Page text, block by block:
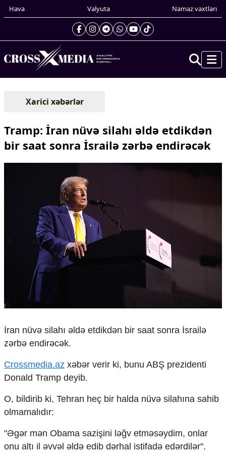
Hava Valyuta Namaz vaxtları
Gündəm
Xarici xəbərlər
Cənubi Qafqaz
Afrika
Çarpaz baxış
Siyasi
Geosiyasi
İqtisadi
Sosioloji
Multimedia
Foto
İnfoqrafika
Podcast
Humanitar
Elm və təhsil
Diaspor
Yüksəliş hekayəsi
Xarici xəbərlər
Tramp: İran nüvə silahı əldə etdikdən
bir saat sonra İsrailə zərbə endirəcək
İran nüvə silahı əldə etdikdən bir saat sonra İsrailə
zərbə endirəcək.
Crossmedia.az xəbər verir ki, bunu ABŞ prezidenti
Donald Tramp deyib.
O, bildirib ki, Tehran heç bir halda nüvə silahına sahib
olmamalıdır:
"Əgər mən Obama sazişini ləğv etməsəydim, onlar
onu altı il əvvəl əldə edib dərhal istifadə edərdilər".